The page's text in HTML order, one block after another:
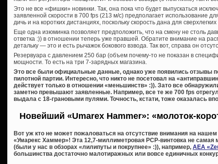
Это не все «фишки» новинки. Так, она пока что будет выпускаться
заявленной скорости в 700 fps (213 м/с) предполагает использование
дичь и на коротких дистанциях, поскольку скорость дана для
Еще одна изюминка позволяет предположить, что на смену не столь
ответка :)) в отношении теперь уже правшей. Обратите внимание на
детальку — это и есть рычажок бокового взвода. Так вот, справа он
Резервуара с давлением 250 бар (объем почему-то не показан в
мощности. То есть на три 7-зарядных магазина.
Это все были официальные данные, однако уже появились отзывы
пилотной партии. Интересно, что никто не посетовал на
действует только в отношении «меньшинств» :)). Зато все
заметно превышают заявленные. Например, все те же 700 fps
выдала с 18-грановыми пулями. Точность, кстати, тоже оказалась
Новейший «Umarex Hammer»: «молоток-
Вот уж кто не может пожаловаться на отсутствие внимания на
«Умарекс Хаммер»! Эта 12,7-миллиметровая PCP-винтовка не самая
(были у нас в обзорах «лилипуты и покрупнее» :)), например, AEA
большинства достаточно малотиражных или вовсе единичных